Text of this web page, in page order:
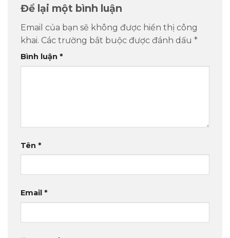
Để lại một bình luận
Email của bạn sẽ không được hiển thị công
khai. Các trường bắt buộc được đánh dấu *
Bình luận *
Tên *
Email *